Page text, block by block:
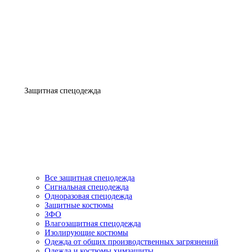
Защитная спецодежда
Все защитная спецодежда
Сигнальная спецодежда
Одноразовая спецодежда
Защитные костюмы
ЗФО
Влагозащитная спецодежда
Изолирующие костюмы
Одежда от общих производственных загрязнений